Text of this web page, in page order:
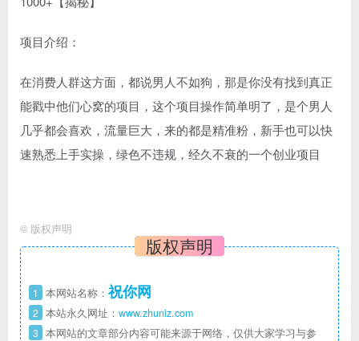
项目介绍：
在消费人群这方面，都说男人不如狗，那是你没有找到真正
能戳中他们心窝的项目，这个项目操作简单明了，是个男人
几乎都会喜欢，流量巨大，来的都是精准粉，新手也可以快
速熟悉上手实操，绿色不违规，经久不衰的一个创业项目
© 版权声明
版权声明
1 本网站名称： 祝你网
2 本站永久网址： www.zhuniz.com
3 本网站的文章部分内容可能来源于网络，仅供大家学习与参